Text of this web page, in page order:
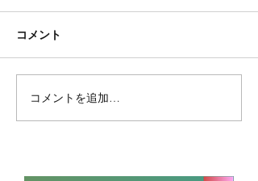
コメント
コメントを追加…